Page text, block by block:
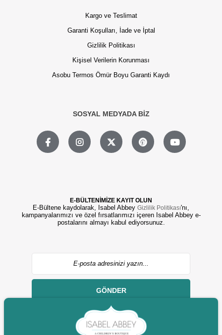
Kargo ve Teslimat
Garanti Koşulları, İade ve İptal
Gizlilik Politikası
Kişisel Verilerin Korunması
Asobu Termos Ömür Boyu Garanti Kaydı
SOSYAL MEDYADA BİZ
E-BÜLTENİMİZE KAYIT OLUN
E-Bültene kaydolarak, Isabel Abbey Gizlilik Politikası'nı,
kampanyalarımızı ve özel fırsatlarımızı içeren Isabel Abbey e-
postalarını almayı kabul ediyorsunuz.
GÖNDER